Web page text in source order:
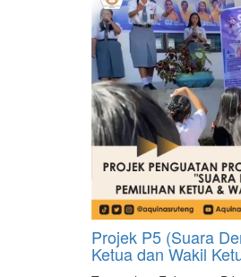
Projek P5 (Suara
Ketua dan Wakil